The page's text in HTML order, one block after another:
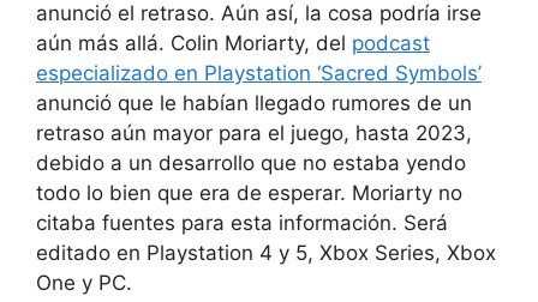
anunció el retraso. Aún así, la cosa podría irse
aún más allá. Colin Moriarty, del podcast
especializado en Playstation ‘Sacred Symbols’
anunció que le habían llegado rumores de un
retraso aún mayor para el juego, hasta 2023,
debido a un desarrollo que no estaba yendo
todo lo bien que era de esperar. Moriarty no
citaba fuentes para esta información. Será
editado en Playstation 4 y 5, Xbox Series, Xbox
One y PC.